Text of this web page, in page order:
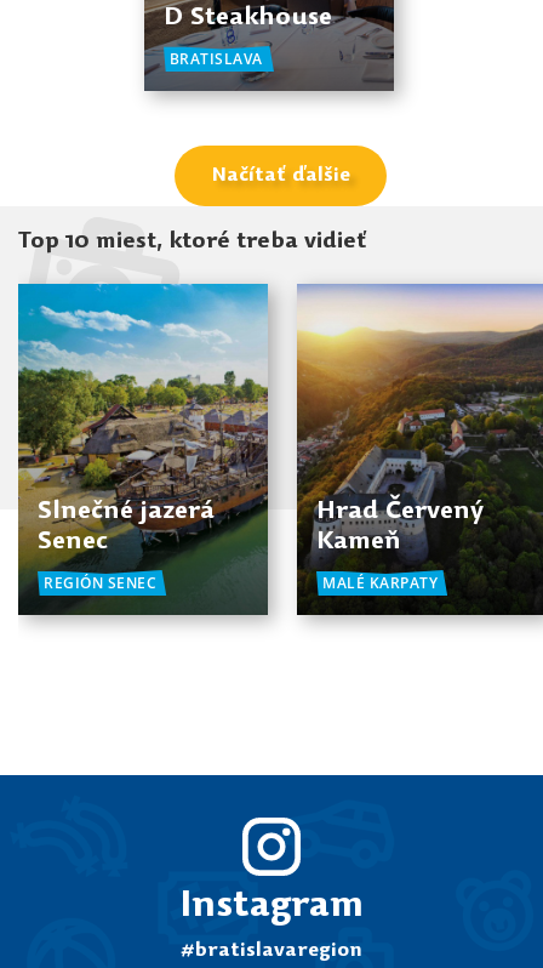
D Steakhouse
BRATISLAVA
Načítať ďalšie
Top 10 miest, ktoré treba vidieť
Slnečné jazerá
Senec
REGIÓN SENEC
Hrad Červený
Kameň
MALÉ KARPATY
Instagram
#bratislavaregion